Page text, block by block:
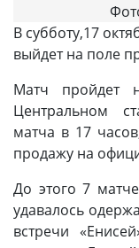
В субботу,17
выйдет на поле
Матч пройдет
Центральном
матча в 17
продажу на
До этого 7
удавалось
встречи